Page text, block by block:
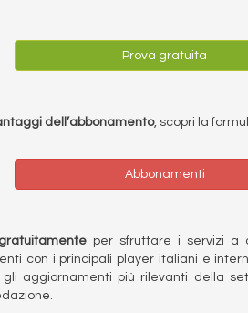
Prova gratuita
dell’abbonamento, scopri la
Abbonamenti
per sfruttare i servizi a
con i principali player italiani e
aggiornamenti più rilevanti della